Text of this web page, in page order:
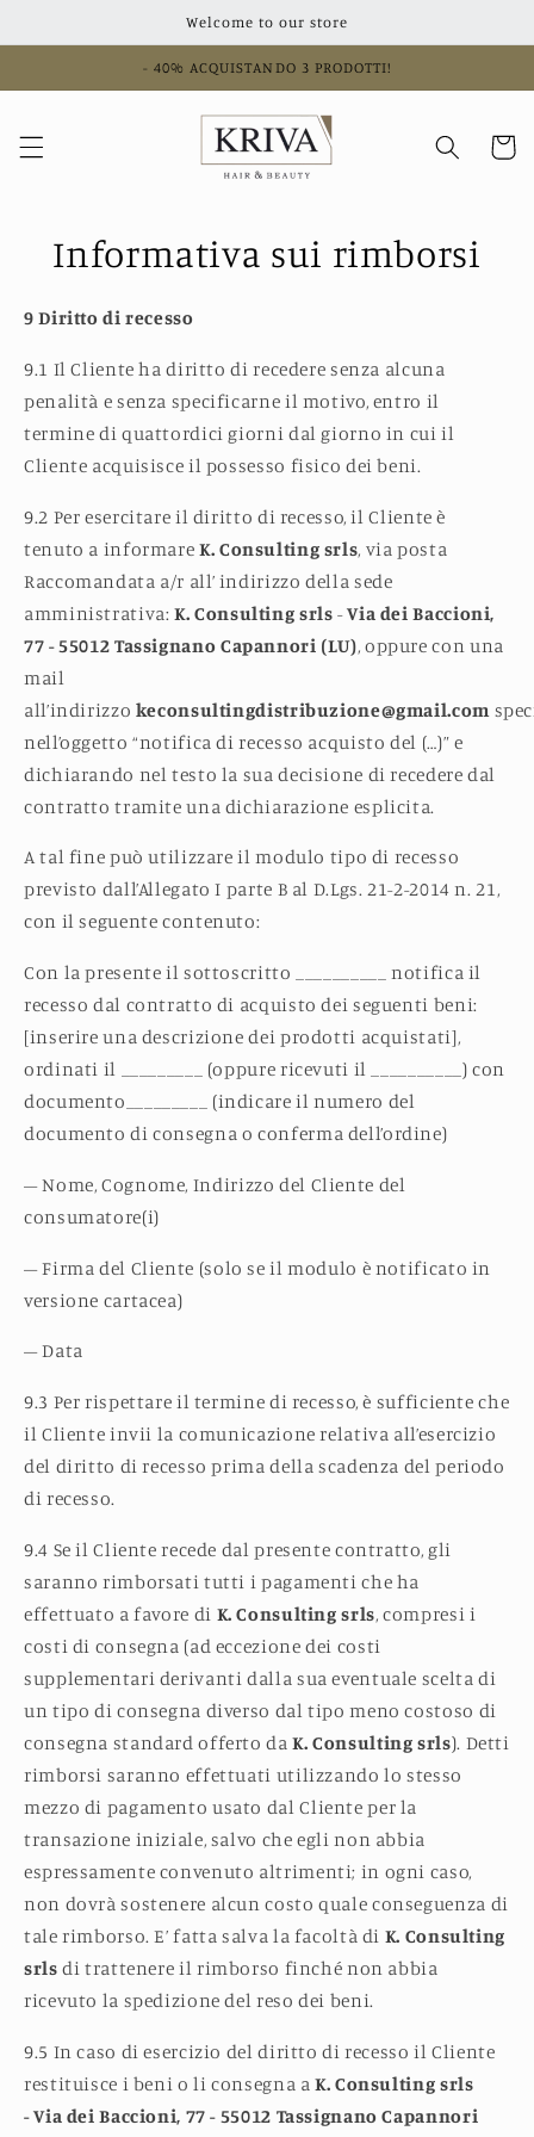
ai contenuti
Welcome to our store
- 40% ACQUISTANDO 3 PRODOTTI!
Carrello
Informativa sui rimborsi
9 Diritto di recesso
9.1 Il Cliente ha diritto di recedere senza alcuna
penalità e senza specificarne il motivo, entro il
termine di quattordici giorni dal giorno in cui il
Cliente acquisisce il possesso fisico dei beni.
9.2 Per esercitare il diritto di recesso, il Cliente è
tenuto a informare K. Consulting srls, via posta
Raccomandata a/r all’ indirizzo della sede
amministrativa:K. Consulting srls -Via dei Baccioni,
77 - 55012 Tassignano Capannori (LU), oppure con una
mail
all’indirizzo keconsultingdistribuzione@gmail.com spe
nell’oggetto “notifica di recesso acquisto del (…)” e
dichiarando nel testo la sua decisione di recedere dal
contratto tramite una dichiarazione esplicita.
A tal fine può utilizzare il modulo tipo di recesso
previsto dall’Allegato I parte B al D.Lgs. 21-2-2014 n. 21,
con il seguente contenuto:
Con la presente il sottoscritto __________ notifica il
recesso dal contratto di acquisto dei seguenti beni:
[inserire una descrizione dei prodotti acquistati],
ordinati il _________ (oppure ricevuti il __________) con
documento_________ (indicare il numero del
documento di consegna o conferma dell’ordine)
–Nome, Cognome, Indirizzo del Cliente del
consumatore(i)
–Firma del Cliente (solo se il modulo è notificato in
versione cartacea)
–Data
9.3 Per rispettare il termine di recesso, è sufficiente che
il Cliente invii la comunicazione relativa all’esercizio
del diritto di recesso prima della scadenza del periodo
di recesso.
9.4 Se il Cliente recede dal presente contratto, gli
saranno rimborsati tutti i pagamenti che ha
effettuato a favore di K. Consulting srls, compresi i
costi di consegna (ad eccezione dei costi
supplementari derivanti dalla sua eventuale scelta di
un tipo di consegna diverso dal tipo meno costoso di
consegna standard offerto da K. Consulting srls). Detti
rimborsi saranno effettuati utilizzando lo stesso
mezzo di pagamento usato dal Cliente per la
transazione iniziale, salvo che egli non abbia
espressamente convenuto altrimenti; in ogni caso,
non dovrà sostenere alcun costo quale conseguenza di
tale rimborso. E’ fatta salva la facoltà di K. Consulting
srlsdi trattenere il rimborso finché non abbia
ricevuto la spedizione del reso dei beni.
9.5 In caso di esercizio del diritto di recesso il Cliente
restituisce i beni o li consegna a K. Consulting srls
-Via dei Baccioni, 77 - 55012 Tassignano Capannori